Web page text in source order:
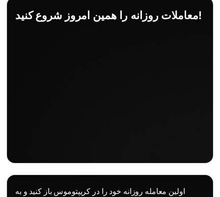
معاملات روزانه را همین امروز شروع کنید!
اولین معامله روزانه خود را در کریپتوموس باز کنید و به